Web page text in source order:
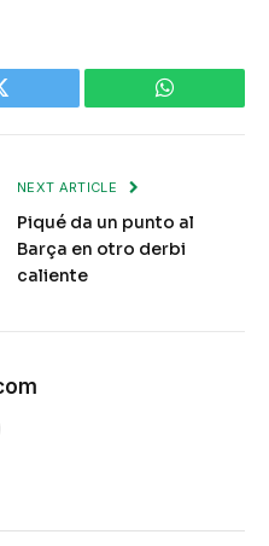
WhatsApp
NEXT ARTICLE
Piqué da un punto al
Barça en otro derbi
caliente
Instagram